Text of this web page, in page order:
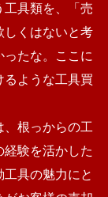
工具類を、「売
しくはないと考
ったな。ここに
るような工具買
、根っからの工
験を活かした
具の魅力にと